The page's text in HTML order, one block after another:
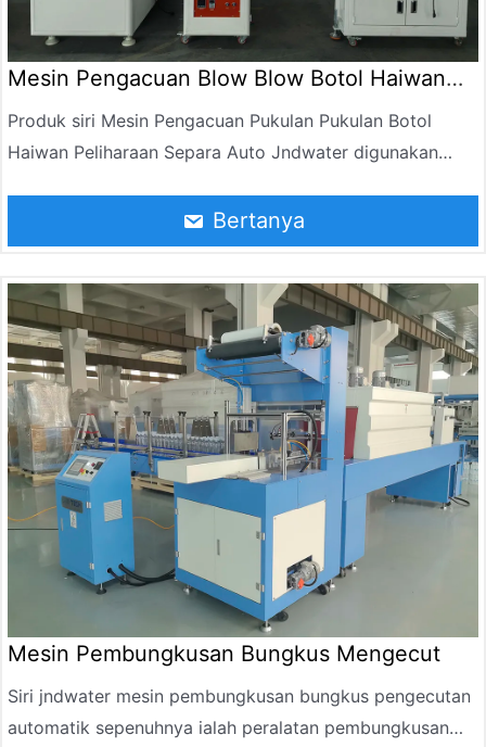
Mesin Pengacuan Blow Blow Botol Haiwan
Peliharaan Separa Auto
Produk siri Mesin Pengacuan Pukulan Pukulan Botol
Haiwan Peliharaan Separa Auto Jndwater digunakan
air mineral, minyak yang boleh dimakan, produk kimia
harian dan bekas kosmetik, dan juga digunakan untuk
untuk pengeluaran botol 0.5-10L, dengan output
maksimum 2000BPH.is sesuai untuk menghasilkan botol
air mineral, botol minuman, botol minyak, botol
kosmetik, botol racun perosak, botol ubat.
Bertanya
Mesin Pembungkusan Bungkus Mengecut
Siri jndwater mesin pembungkusan bungkus pengecutan
automatik sepenuhnya ialah peralatan pembungkusan